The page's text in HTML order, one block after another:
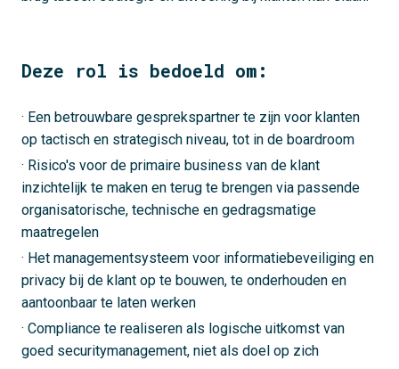
Deze rol is bedoeld om:
· Een betrouwbare gesprekspartner te zijn voor klanten
op tactisch en strategisch niveau, tot in de boardroom
· Risico's voor de primaire business van de klant
inzichtelijk te maken en terug te brengen via passende
organisatorische, technische en gedragsmatige
maatregelen
· Het managementsysteem voor informatiebeveiliging en
privacy bij de klant op te bouwen, te onderhouden en
aantoonbaar te laten werken
· Compliance te realiseren als logische uitkomst van
goed securitymanagement, niet als doel op zich